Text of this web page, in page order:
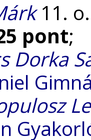
11.
pont;
Dorka